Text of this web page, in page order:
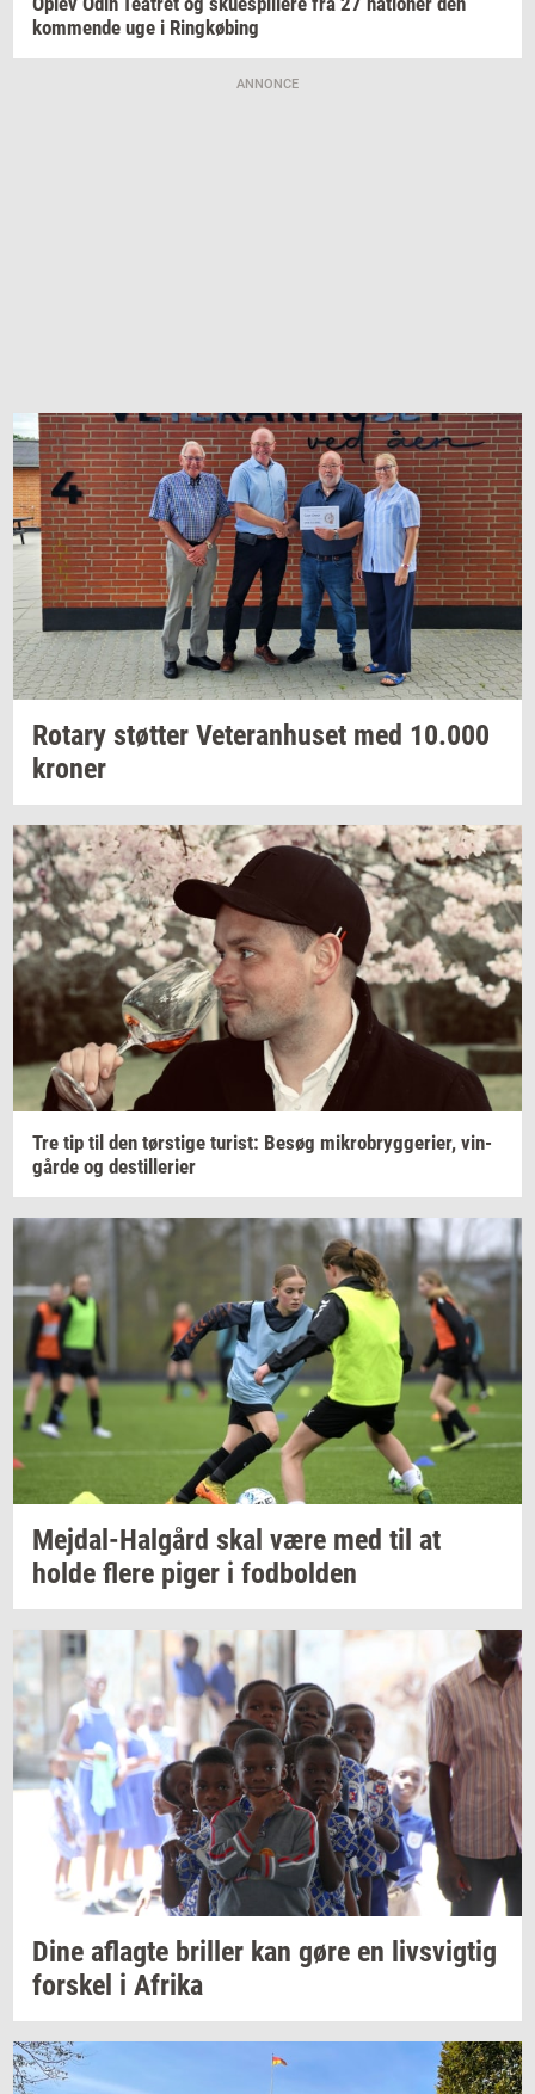
kom­men­de uge i Ring­kø­bing
ANNONCE
Ro­tary støt­ter Ve­te­ran­hu­set med 10.000
kro­ner
Tre tip til den tørsti­ge turist: Besøg mi­kro­bryg­ge­ri­er, vin­
går­de og destil­le­ri­er
Mejdal-​Halgård skal være med til at
holde flere piger i fod­bol­den
Dine af­lag­te bril­ler kan gøre en livsvig­tig
for­skel i Afri­ka